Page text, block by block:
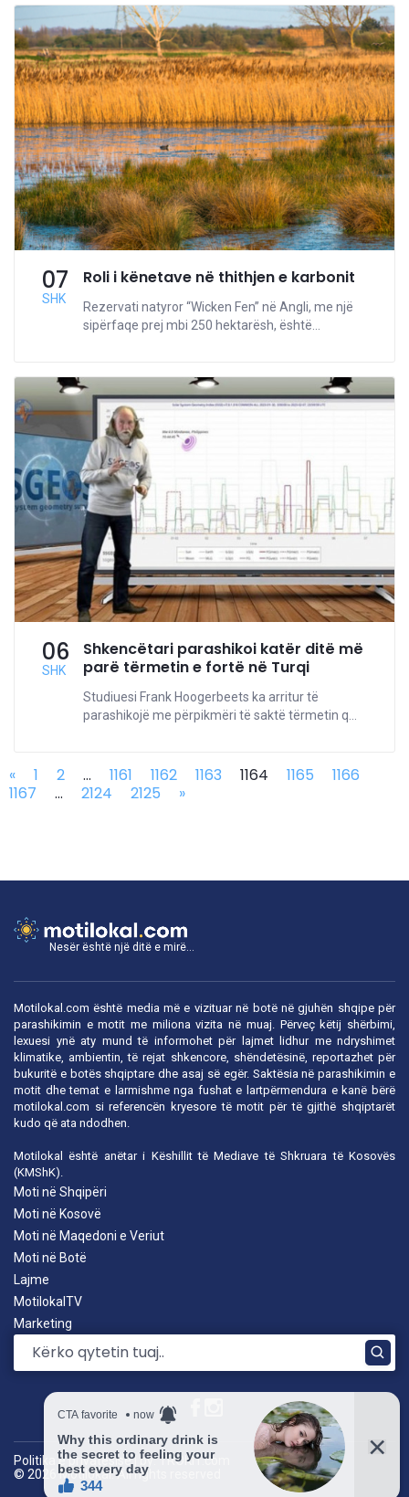
07
SHK
Roli i kënetave në thithjen e karbonit
Rezervati natyror “Wicken Fen” në Angli, me një
sipërfaqe prej mbi 250 hektarësh, është...
06
SHK
Shkencëtari parashikoi katër ditë më
parë tërmetin e fortë në Turqi
Studiuesi Frank Hoogerbeets ka arritur të
parashikojë me përpikmëri të saktë tërmetin q...
« 1 2 ... 1161 1162 1163 1164 1165
1166
1167
... 2124 2125 »
Nesër është një ditë e mirë...
Motilokal.com është media më e vizituar në botë në gjuhën shqipe për
parashikimin e motit me miliona vizita në muaj. Përveç këtij shërbimi,
lexuesi ynë aty mund të informohet për lajmet lidhur me ndryshimet
klimatike, ambientin, të rejat shkencore, shëndetësinë, reportazhet për
bukuritë e botës shqiptare dhe asaj së egër. Saktësia në parashikimin e
motit dhe temat e larmishme nga fushat e lartpërmendura e kanë bërë
motilokal.com si referencën kryesore të motit për të gjithë shqiptarët
kudo që ata ndodhen.
Motilokal është anëtar i Këshillit të Mediave të Shkruara të Kosovës
(KMShK).
Moti në Shqipëri
Moti në Kosovë
Moti në Maqedoni e Veriut
Moti në Botë
Lajme
MotilokalTV
Marketing
© 2026 Motilokal. All rights reserved
Politika e privatësisë| by: TROKIT.com